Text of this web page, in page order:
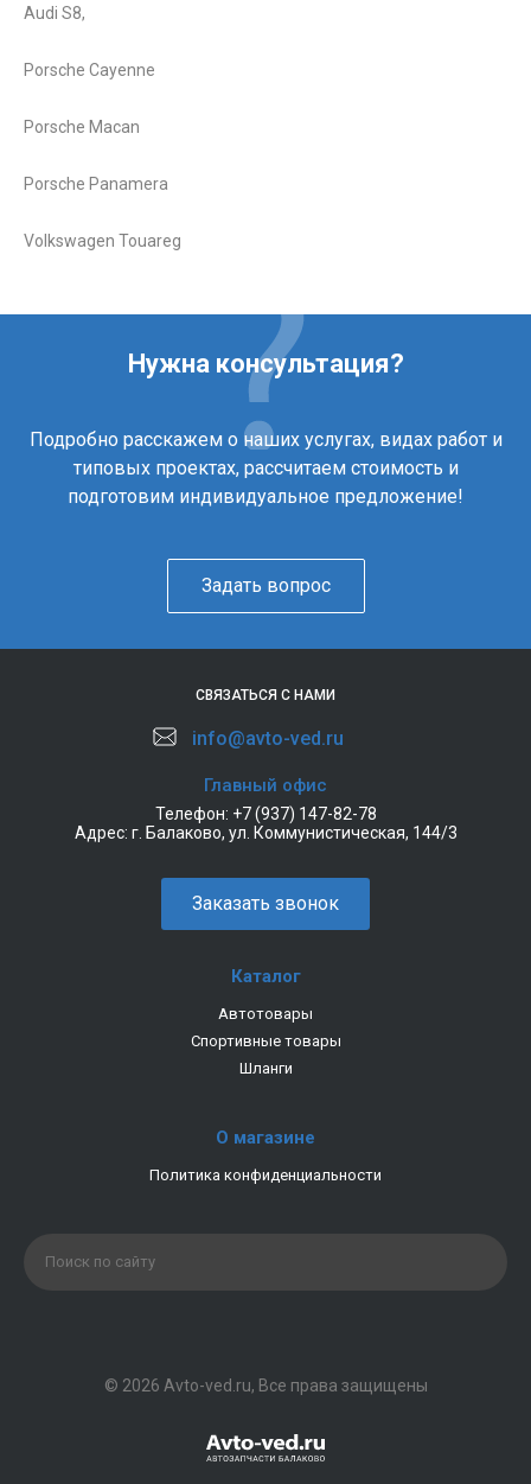
Audi S8,
Porsche Cayenne
Porsche Macan
Porsche Panamera
Volkswagen Touareg
Нужна консультация?
Подробно расскажем о наших услугах, видах работ и
типовых проектах, рассчитаем стоимость и
подготовим индивидуальное предложение!
Задать вопрос
СВЯЗАТЬСЯ С НАМИ
info@avto-ved.ru
Главный офис
Телефон: +7 (937) 147-82-78
Адрес: г. Балаково, ул. Коммунистическая, 144/3
Заказать звонок
Каталог
Автотовары
Спортивные товары
Шланги
О магазине
Политика конфиденциальности
© 2026 Avto-ved.ru, Все права защищены